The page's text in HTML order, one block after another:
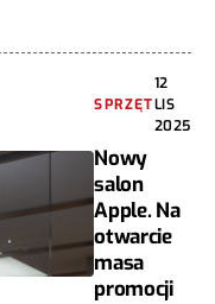
SPRZĘT
12
LIS
2025
Nowy
salon
Apple. Na
otwarcie
masa
promocji